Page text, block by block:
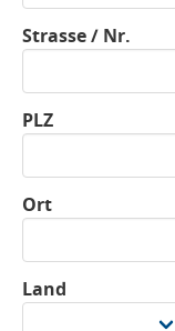
Strasse / Nr.
PLZ
Ort
Land